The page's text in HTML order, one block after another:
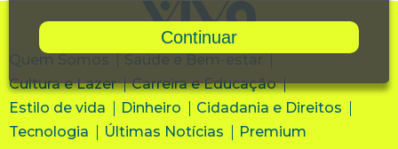
Quem Somos
Saúde e Bem-estar
Cultura e Lazer
Carreira e Educação
Estilo de vida
Dinheiro
Cidadania e Direitos
Tecnologia
Últimas Notícias
Premium
Continuar